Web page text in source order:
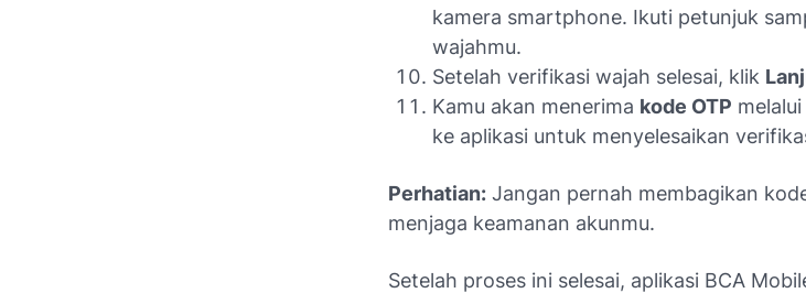
kamera smartphone. Ikuti petunjuk
wajahmu.
Setelah verifikasi wajah selesai, klik
Kamu akan menerima kode OTP
ke aplikasi untuk menyelesaikan
Perhatian: Jangan pernah membagikan
menjaga keamanan akunmu.
Setelah proses ini selesai, aplikasi BCA